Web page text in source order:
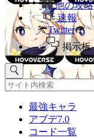
他の攻略
速報
Twitter
掲示板
最強キャラ
アプデ7.0
コード一覧